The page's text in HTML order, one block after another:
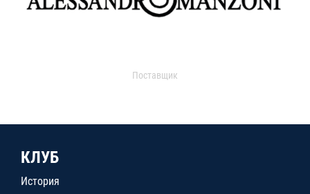
Поставщик
КЛУБ
История